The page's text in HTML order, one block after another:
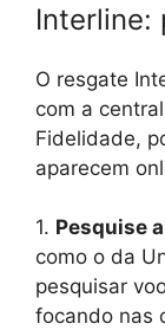
Interline:
O resgate
com a
Fidelidade,
aparecem
1. Pesquise
como o da
pesquisar
focando nas